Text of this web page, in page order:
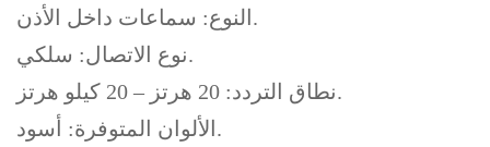
النوع: سماعات داخل الأذن.
نوع الاتصال: سلكي.
نطاق التردد: 20 هرتز – 20 كيلو هرتز.
الألوان المتوفرة: أسود.